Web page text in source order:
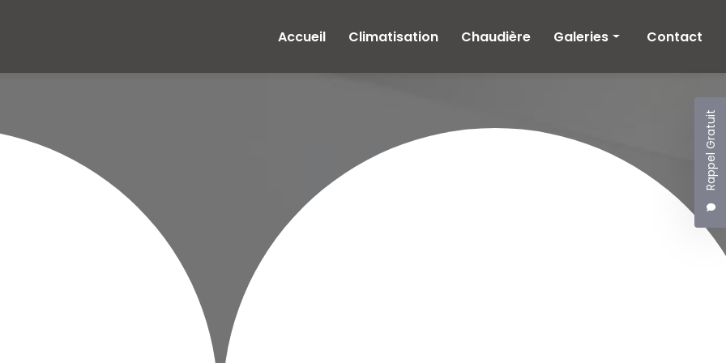
Rappel Gratuit
Accueil
Climatisation Chaudière Galeries Contact